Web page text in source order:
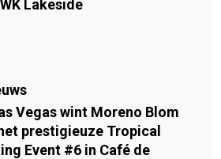
Lakeside
Vegas wint Moreno Blom
prestigieuze Tropical
Event #6 in Café de